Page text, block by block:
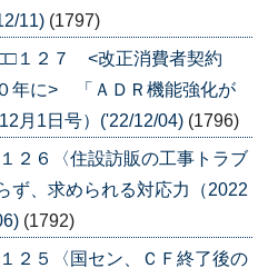
11) (1797)
１２７ <改正消費者契約
年に> 「ＡＤＲ機能強化が
月1日号）('22/12/04) (1796)
２６〈住設訪販の工事トラブ
、求められる対応力（2022
(1792)
２５〈国セン、ＣＦ終了後の